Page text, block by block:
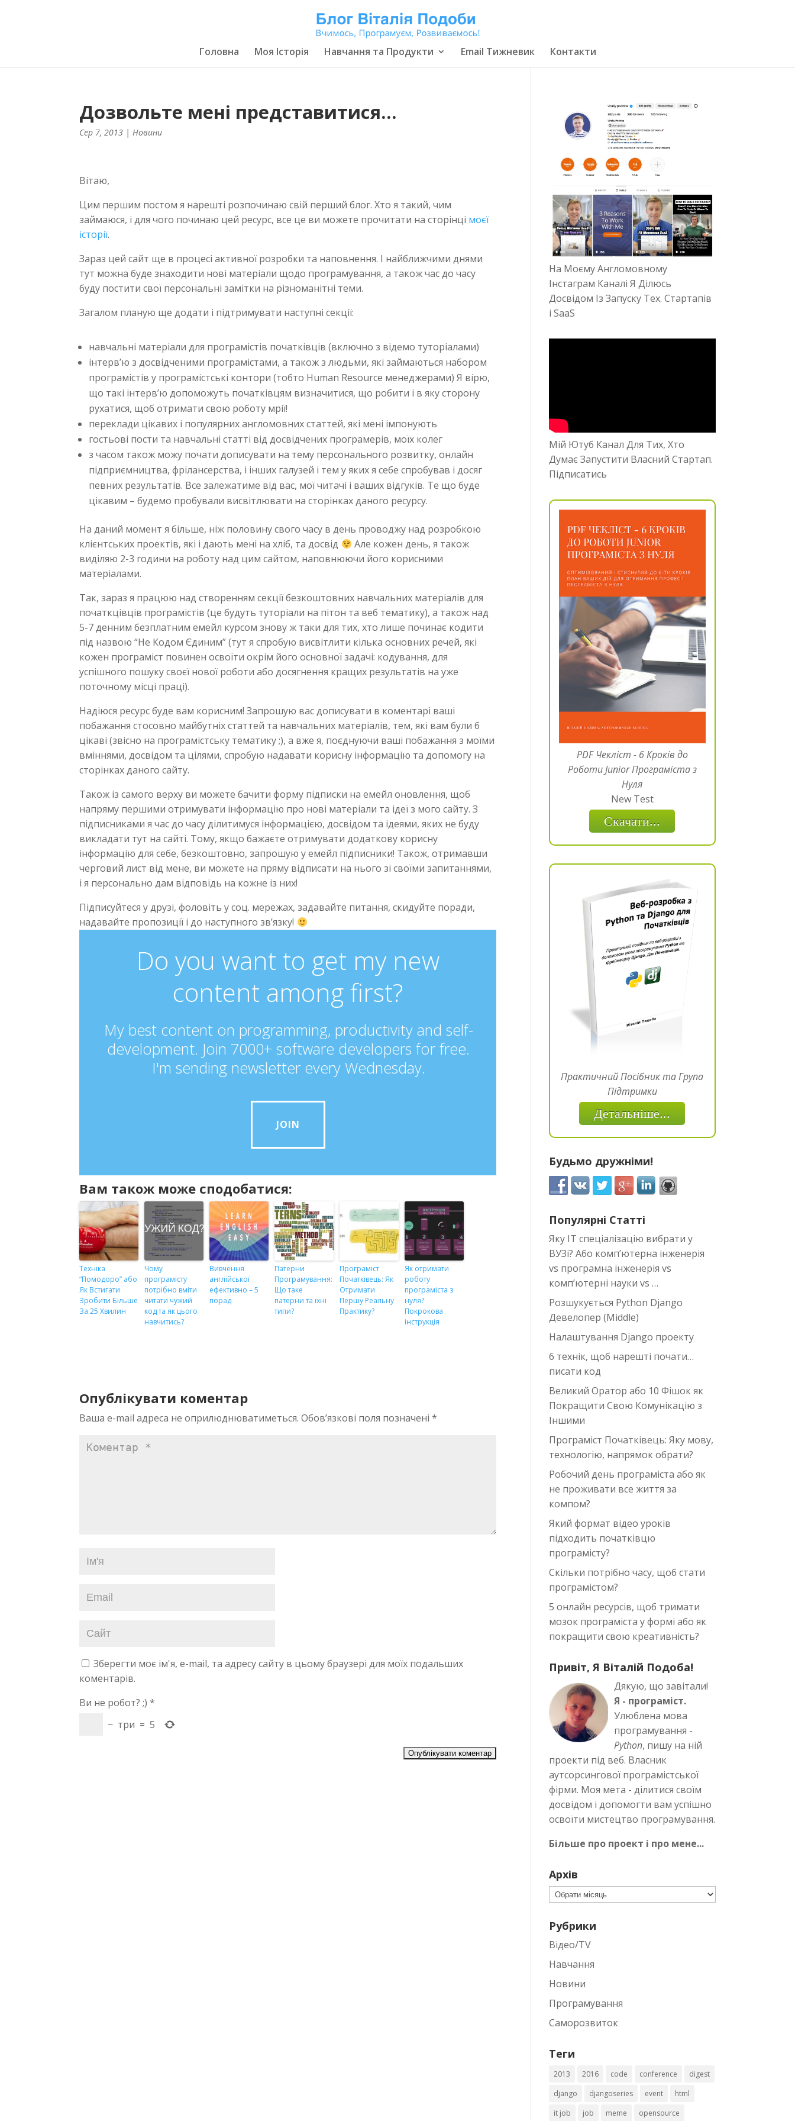
Головна Моя Історія Навчання та Продукти Email Тижневик Контакти
Дозвольте мені представитися…
Сер 7, 2013 |Новини
Вітаю,
Цим першим постом я нарешті розпочинаю свій перший блог. Хто я такий, чим
займаюся, і для чого починаю цей ресурс, все це ви можете прочитати на сторінці моєї
історії.
Зараз цей сайт ще в процесі активної розробки та наповнення. І найближчими днями
тут можна буде знаходити нові матеріали щодо програмування, а також час до часу
буду постити свої персональні замітки на різноманітні теми.
Загалом планую ще додати і підтримувати наступні секції:
навчальні матеріали для програмістів початківців (включно з відемо туторіалами)
інтерв’ю з досвідченими програмістами, а також з людьми, які займаються набором
програмістів у програмістські контори (тобто Human Resource менеджерами) Я вірю,
що такі інтерв’ю допоможуть початківцям визначитися, що робити і в яку сторону
рухатися, щоб отримати свою роботу мрії!
переклади цікавих і популярних англомовних статтей, які мені імпонують
гостьові пости та навчальні статті від досвідчених програмерів, моїх колег
з часом також можу почати дописувати на тему персонального розвитку, онлайн
підприємництва, фрілансерства, і інших галузей і тем у яких я себе спробував і досяг
певних результатів. Все залежатиме від вас, мої читачі і ваших відгуків. Те що буде
цікавим – будемо пробували висвітлювати на сторінках даного ресурсу.
На даний момент я більше, ніж половину свого часу в день проводжу над розробкою
клієнтських проектів, які і дають мені на хліб, та досвід
Але кожен день, я також
виділяю 2-3 години на роботу над цим сайтом, наповнюючи його корисними
матеріалами.
Так, зараз я працюю над створенням секції безкоштовних навчальних матеріалів для
початкцівців програмістів (це будуть туторіали на пітон та веб тематику), а також над
5-7 денним безплатним емейл курсом знову ж таки для тих, хто лише починає кодити
під назвою “Не Кодом Єдиним” (тут я спробую висвітлити кілька основних речей, які
кожен програміст повинен освоїти окрім його основної задачі: кодування, для
успішного пошуку своєї нової роботи або досягнення кращих результатів на уже
поточному місці праці).
Надіюся ресурс буде вам корисним! Запрошую вас дописувати в коментарі ваші
побажання стосовно майбутніх статтей та навчальних матеріалів, тем, які вам були б
цікаві (звісно на програмістську тематику ;), а вже я, поєднуючи ваші побажання з моїми
вміннями, досвідом та цілями, спробую надавати корисну інформацію та допомогу на
сторінках даного сайту.
Також із самого верху ви можете бачити форму підписки на емейл оновлення, щоб
напряму першими отримувати інформацію про нові матеріали та ідеї з мого сайту. З
підписниками я час до часу ділитимуся інформацією, досвідом та ідеями, яких не буду
викладати тут на сайті. Тому, якщо бажаєте отримувати додаткову корисну
інформацію для себе, безкоштовно, запрошую у емейл підписники! Також, отримавши
черговий лист від мене, ви можете на пряму відписати на нього зі своїми запитаннями,
і я персонально дам відповідь на кожне із них!
Підписуйтеся у друзі, фоловіть у соц. мережах, задавайте питання, скидуйте поради,
надавайте пропозиції і до наступного зв’язку!
Do you want to get my new
content among first?
My best content on programming, productivity and self-
development. Join 7000+ software developers for free.
I'm sending newsletter every Wednesday.
JOIN
Вам також може сподобатися:
Техніка
“Помодоро” або
Як Встигати
Зробити Більше
За 25 Хвилин
Чому
програмісту
потрібно вміти
читати чужий
код та як цього
навчитись?
Вивчення
англійської
ефективно – 5
порад
Патерни
Програмування:
Що таке
патерни та їхні
типи?
Програміст
Початківець: Як
Отримати
Першу Реальну
Практику?
Як отримати
роботу
програміста з
нуля?
Покрокова
інструкція
Опублікувати коментар
Ваша e-mail адреса не оприлюднюватиметься. Обов’язкові поля позначені*
Зберегти моє ім'я, e-mail, та адресу сайту в цьому браузері для моїх подальших
коментарів.
Ви не робот? ;) *
− три = 5
На Моєму Англомовному
Інстаграм Каналі Я Ділюсь
Досвідом Із Запуску Тех. Стартапів
і SaaS
Мій Ютуб Канал Для Тих, Хто
Думає Запустити Власний Стартап.
Підписатись
PDF Чекліст - 6 Кроків до
Роботи Junior Програміста з
Нуля
New Test
Скачати...
Практичний Посібник та Група
Підтримки
Детальніше...
Будьмо дружніми!
Популярні Статті
Яку IT спеціалізацію вибрати у
ВУЗі? Або комп’ютерна інженерія
vs програмна інженерія vs
комп’ютерні науки vs …
Розшукується Python Django
Девелопер (Middle)
Налаштування Django проекту
6 технік, щоб нарешті почати…
писати код
Великий Оратор або 10 Фішок як
Покращити Свою Комунікацію з
Іншими
Програміст Початківець: Яку мову,
технологію, напрямок обрати?
Робочий день програміста або як
не проживати все життя за
компом?
Який формат відео уроків
підходить початківцю
програмісту?
Скільки потрібно часу, щоб стати
програмістом?
5 онлайн ресурсів, щоб тримати
мозок програміста у формі або як
покращити свою креативність?
Привіт, Я Віталій Подоба!
Дякую, що завітали!
Я - програміст.
Улюблена мова
програмування -
Python, пишу на ній
проекти під веб. Власник
аутсорсингової програмістської
фірми. Моя мета - ділитися своїм
досвідом і допомогти вам успішно
освоїти мистецтво програмування.
Більше про проект і про мене...
Архів
Архів
Рубрики
Відео/TV
Навчання
Новини
Програмування
Саморозвиток
Теги
2013 2016 code conference
digest
django
djangoseries event
html
it job
job meme opensource